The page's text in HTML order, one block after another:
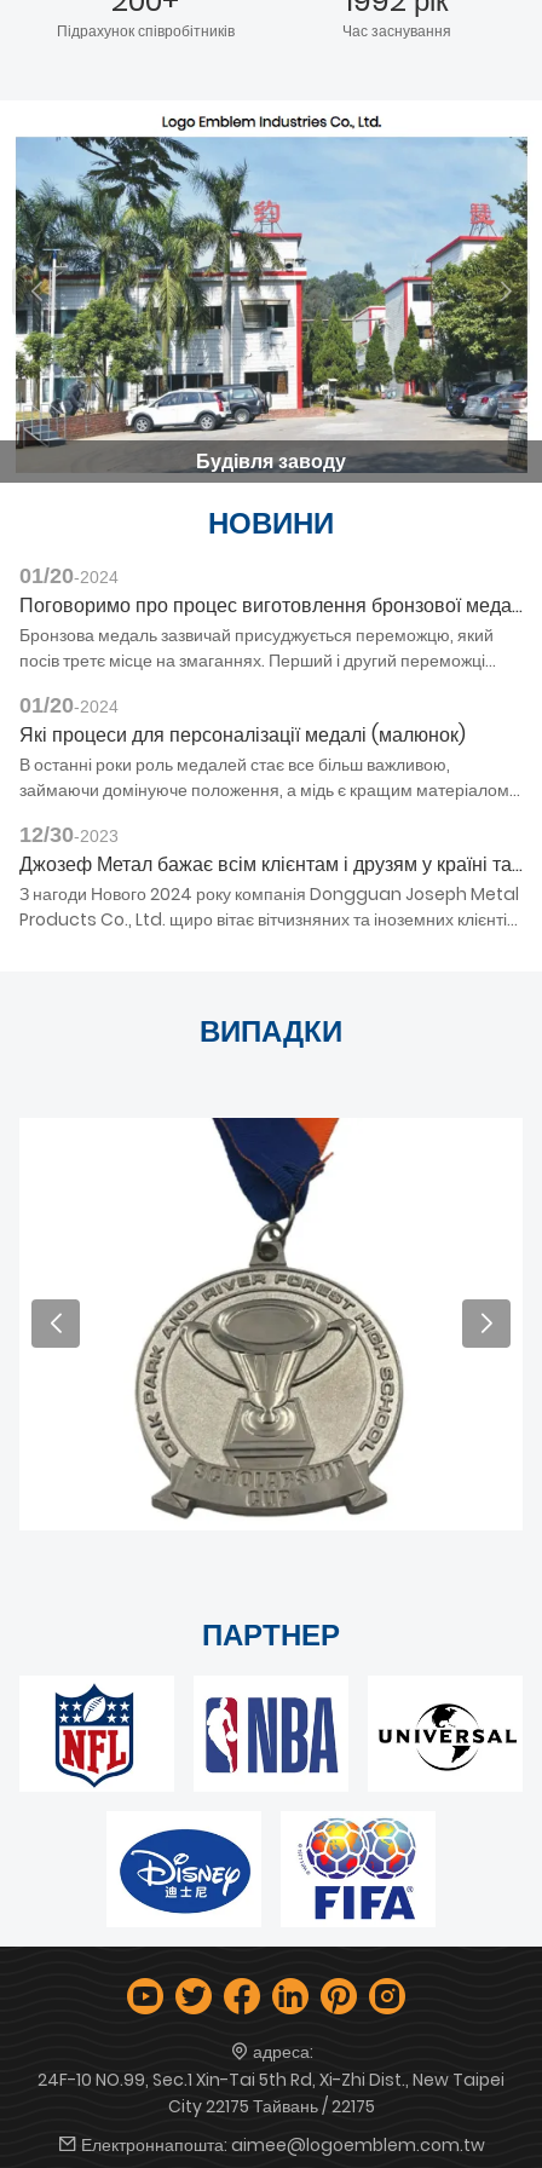
Підрахунок співробітників Час заснування
Будівля заводу
НОВИНИ
01/20-2024
Поговоримо про процес виготовлення бронзової медалі (фото)
Бронзова медаль зазвичай присуджується переможцю, який
посів третє місце на змаганнях. Перший і другий переможці
Кажуть, що цю практику започаткував єврейський цар.
01/20-2024
Які процеси для персоналізації медалі (малюнок)
В останні роки роль медалей стає все більш важливою,
займаючи домінуюче положення, а мідь є кращим матеріалом
металевих медалей також дуже гарний. Цей металевий
матеріал відносно м'який. Процес налаштування медалі – це
що? Давайте дізнаємось про це більше з редактором Joseph
Metal.
12/30-2023
Джозеф Метал бажає всім клієнтам і друзям у країні та за кордоном: щасливого Нового року, здоров'я та безпеки, сімейного щастя та всього найкращого! (картина)
З нагоди Нового 2024 року компанія Dongguan Joseph Metal
Products Co., Ltd. щиро вітає вітчизняних та іноземних клієнтів і
матеріальних ресурсів, міцного здоров’я, миру та щастя! Нехай
у новому році вас супроводжують гарні краєвиди і щастя в
ВИПАДКИ
ПАРТНЕР
адреса:
24F-10 NO.99, Sec.1 Xin-Tai 5th Rd, Xi-Zhi Dist., New Taipei
City 22175 Тайвань / 22175
Електроннапошта: aimee@logoemblem.com.tw